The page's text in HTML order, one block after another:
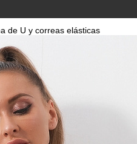
de U y correas elásticas